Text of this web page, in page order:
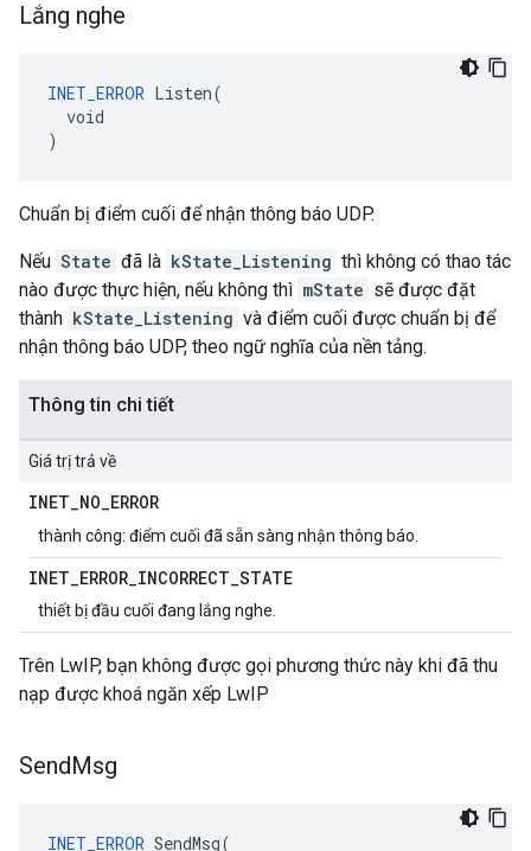
Lắng nghe
INET_ERROR Listen(
  void
)
Chuẩn bị điểm cuối để nhận thông báo UDP.
Nếu State đã là kState_Listening thì không có thao tác
nào được thực hiện, nếu không thì mState sẽ được đặt
thành kState_Listening và điểm cuối được chuẩn bị để
nhận thông báo UDP, theo ngữ nghĩa của nền tảng.
Thông tin chi tiết
Giá trị trả về
INET_NO_ERROR
thành công: điểm cuối đã sẵn sàng nhận thông báo.
INET_ERROR_INCORRECT_STATE
thiết bị đầu cuối đang lắng nghe.
Trên LwIP, bạn không được gọi phương thức này khi đã thu
nạp được khoá ngăn xếp LwIP
SendMsg
INET_ERROR SendMsg(